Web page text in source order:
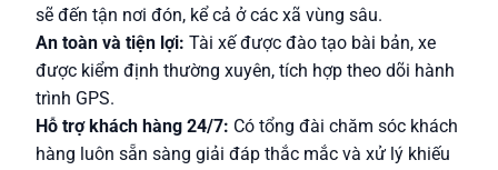
sẽ đến tận nơi đón, kể cả ở các xã vùng sâu.
An toàn và tiện lợi: Tài xế được đào tạo bài bản, xe
được kiểm định thường xuyên, tích hợp theo dõi hành
trình GPS.
Hỗ trợ khách hàng 24/7: Có tổng đài chăm sóc khách
hàng luôn sẵn sàng giải đáp thắc mắc và xử lý khiếu